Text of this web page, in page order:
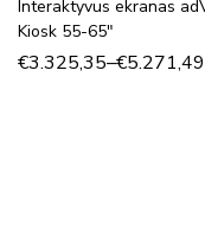
Interaktyvus ekranas
Kiosk 55-65″
€3.325,35–€5.271,49